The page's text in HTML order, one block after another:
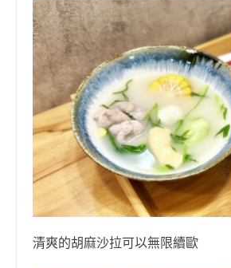
清爽的胡麻沙拉可以無限續歐